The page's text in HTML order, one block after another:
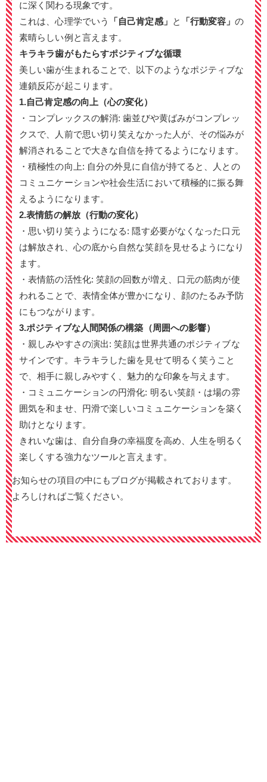
に深く関わる現象です。
これは、心理学でいう
「自己肯定感」 と 「行動変容」の
素晴らしい例と言えます。
キラキラ歯がもたらすポジティブな循環
美しい歯が生まれることで、以下のようなポジティブな
連鎖反応が起こります。
1.自己肯定感の向上（心の変化）
・コンプレックスの解消:歯並びや黄ばみがコンプレッ
クスで、人前で思い切り笑えなかった人が、その悩みが
解消されることで大きな自信を持てるようになります。
・積極性の向上: 自分の外見に自信が持てると、人との
コミュニケーションや社会生活において積極的に振る舞
えるようになります。
2.表情筋の解放（行動の変化）
・思い切り笑うようになる: 隠す必要がなくなった口元
は解放され、心の底から自然な笑顔を見せるようになり
ます。
・表情筋の活性化:笑顔の回数が増え、口元の筋肉が使
われることで、表情全体が豊かになり、顔のたるみ予防
にもつながります。
3.ポジティブな人間関係の構築（周囲への影響）
・親しみやすさの演出:笑顔は世界共通のポジティブな
サインです。キラキラした歯を見せて明るく笑うこと
で、相手に親しみやすく、魅力的な印象を与えます。
・コミュニケーションの円滑化: 明るい笑顔・は場の雰
囲気を和ませ、円滑で楽しいコミュニケーションを築く
助けとなります。
きれいな歯は、自分自身の幸福度を高め、人生を明るく
楽しくする強力なツールと言えます。
お知らせの項目の中にもブログが掲載されております。
よろしければご覧ください。